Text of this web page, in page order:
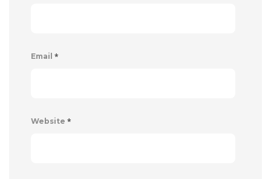
Email *
Website *